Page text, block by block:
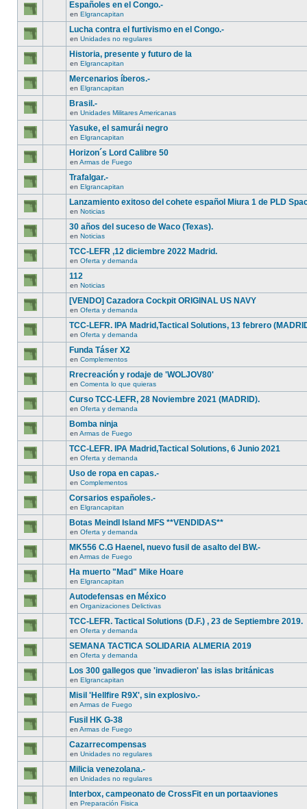
Españoles en el Congo.-
en Elgrancapitan
Lucha contra el furtivismo en el Congo.-
en Unidades no regulares
Historia, presente y futuro de la
en Elgrancapitan
Mercenarios íberos.-
en Elgrancapitan
Brasil.-
en Unidades Militares Americanas
Yasuke, el samurái negro
en Elgrancapitan
Horizon´s Lord Calibre 50
en Armas de Fuego
Trafalgar.-
en Elgrancapitan
Lanzamiento exitoso del cohete español Miura 1 de PLD
en Noticias
30 años del suceso de Waco (Texas).
en Noticias
TCC-LEFR ,12 diciembre 2022 Madrid.
en Oferta y demanda
112
en Noticias
[VENDO] Cazadora Cockpit ORIGINAL US NAVY
en Oferta y demanda
TCC-LEFR. IPA Madrid,Tactical Solutions, 13 febrero
en Oferta y demanda
Funda Táser X2
en Complementos
Rrecreación y rodaje de 'WOLJOV80'
en Comenta lo que quieras
Curso TCC-LEFR, 28 Noviembre 2021 (MADRID).
en Oferta y demanda
Bomba ninja
en Armas de Fuego
TCC-LEFR. IPA Madrid,Tactical Solutions, 6 Junio 2021
en Oferta y demanda
Uso de ropa en capas.-
en Complementos
Corsarios españoles.-
en Elgrancapitan
Botas Meindl Island MFS **VENDIDAS**
en Oferta y demanda
MK556 C.G Haenel, nuevo fusil de asalto del BW.-
en Armas de Fuego
Ha muerto "Mad" Mike Hoare
en Elgrancapitan
Autodefensas en México
en Organizaciones Delictivas
TCC-LEFR. Tactical Solutions (D.F.) , 23 de Septiembre 2019.
en Oferta y demanda
SEMANA TACTICA SOLIDARIA ALMERIA 2019
en Oferta y demanda
Los 300 gallegos que 'invadieron' las islas británicas
en Elgrancapitan
Misil 'Hellfire R9X', sin explosivo.-
en Armas de Fuego
Fusil HK G-38
en Armas de Fuego
Cazarrecompensas
en Unidades no regulares
Milicia venezolana.-
en Unidades no regulares
Interbox, campeonato de CrossFit en un portaaviones
en Preparación Fisica